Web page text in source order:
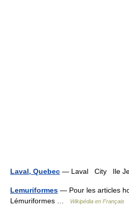
Laval, Quebec — Laval City Ile
Lemuriformes — Pour les articles
Lémuriformes …
Wikipédia en Français